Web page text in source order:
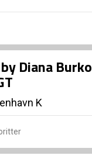
Diana
K